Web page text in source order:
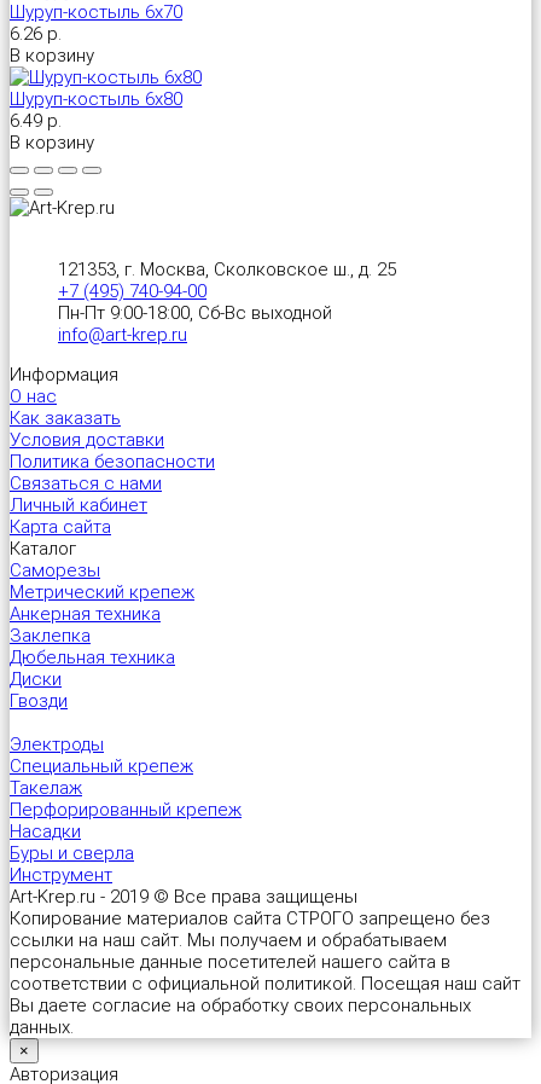
Шуруп-костыль 6х70
6.26 р.
В корзину
Шуруп-костыль 6х80
6.49 р.
В корзину
121353, г. Москва, Сколковское ш., д. 25
+7 (495) 740-94-00
Пн-Пт 9:00-18:00, Сб-Вс выходной
info@art-krep.ru
Информация
О нас
Как заказать
Условия доставки
Политика безопасности
Связаться с нами
Личный кабинет
Карта сайта
Каталог
Саморезы
Метрический крепеж
Анкерная техника
Заклепка
Дюбельная техника
Диски
Гвозди
Электроды
Специальный крепеж
Такелаж
Перфорированный крепеж
Насадки
Буры и сверла
Инструмент
Art-Krep.ru - 2019 © Все права защищены
Копирование материалов сайта СТРОГО запрещено без
ссылки на наш сайт. Мы получаем и обрабатываем
персональные данные посетителей нашего сайта в
соответствии с официальной политикой. Посещая наш сайт
Вы даете согласие на обработку своих персональных
данных.
×
Авторизация